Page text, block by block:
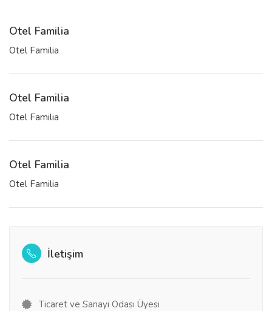
Otel Familia
Otel Familia
Otel Familia
Otel Familia
Otel Familia
Otel Familia
İletişim
Ticaret ve Sanayi Odası Üyesi